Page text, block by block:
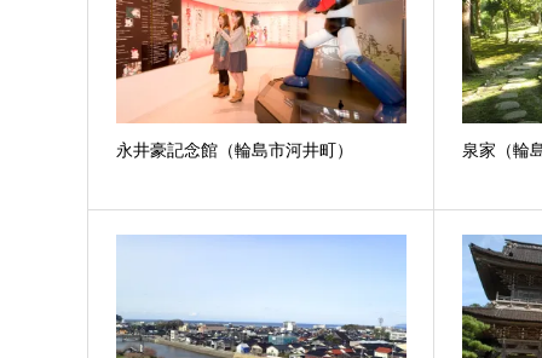
永井豪記念館（輪島市河井町） 泉家（輪